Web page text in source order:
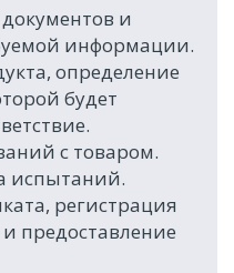
и
информации.
определение
будет
с товаром.
испытаний.
регистрация
предоставление